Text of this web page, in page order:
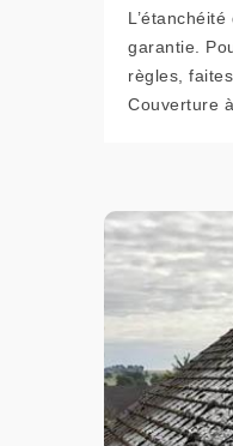
garantie.
règles,
Couverture